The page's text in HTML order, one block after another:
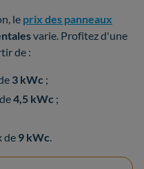
le prix des panneaux
varie. Profitez d'une
de :
3 kWc ;
4,5 kWc ;
de 9 kWc.